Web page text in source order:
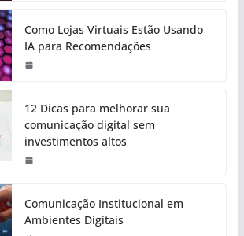
Como Lojas Virtuais Estão Usando
IA para Recomendações
12 Dicas para melhorar sua
comunicação digital sem
investimentos altos
Comunicação Institucional em
Ambientes Digitais